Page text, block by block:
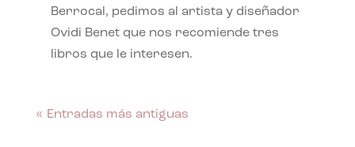
Berrocal, pedimos al artista y diseñador
Ovidi Benet que nos recomiende tres
libros que le interesen.
« Entradas más antiguas